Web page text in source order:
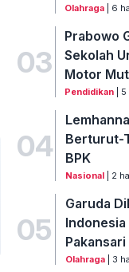
Olahraga | 6
03
Prabowo
Sekolah
Motor
Pendidikan |
04
Berturut-
BPK
Nasional| 2
05
Garuda
Pakansari
Olahraga| 3